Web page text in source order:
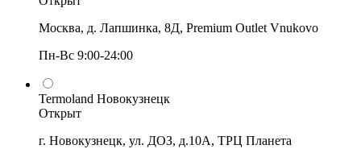
Москва, д. Лапшинка, 8Д, Premium Outlet Vnukovo
Пн-Вс 9:00-24:00
Termoland Новокузнецк
Открыт
г. Новокузнецк, ул. ДОЗ, д.10А, ТРЦ Планета